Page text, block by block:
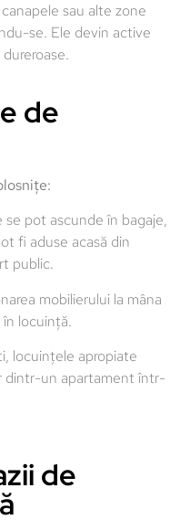
sau alte zone
se. Ele devin active
de
se pot ascunde în bagaje,
fi aduse acasă din
public.
mobilierului la mâna
locuință.
locuințele apropiate
dintr-un apartament într-
de